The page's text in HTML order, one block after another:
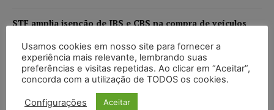
STF amplia isenção de IBS e CBS na compra de veículos
níveis
DIREITO TRIBUTÁRIO 07/08/2026
Justiça do Trabalho mantém justa causa de empregado que
vendia canetas emagrecedoras no local de trabalho
Usamos cookies em nosso site para fornecer a
experiência mais relevante, lembrando suas
preferências e visitas repetidas. Ao clicar em “Aceitar”,
concorda com a utilização de TODOS os cookies.
Configurações Aceitar